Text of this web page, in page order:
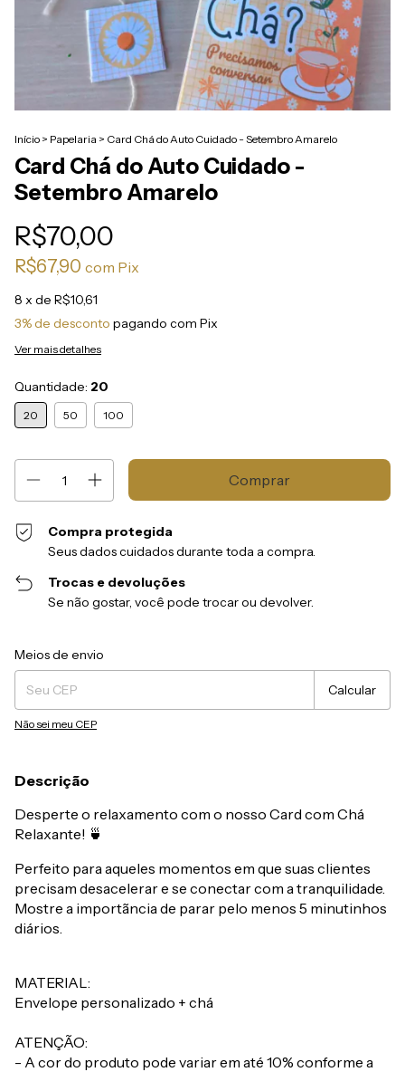
Início > Papelaria > Card Chá do Auto Cuidado - Setembro Amarelo
Card Chá do Auto Cuidado -
Setembro Amarelo
R$70,00
R$67,90 com Pix
8 x de R$10,61
3% de desconto pagando com Pix
Ver mais detalhes
Quantidade: 20
20 50 100
Compra protegida
Seus dados cuidados durante toda a compra.
Trocas e devoluções
Se não gostar, você pode trocar ou devolver.
Entregas para o CEP:
Meios de envio
Calcular
Não sei meu CEP
Descrição
Desperte o relaxamento com o nosso Card com Chá
Relaxante! 🍵
Perfeito para aqueles momentos em que suas clientes
precisam desacelerar e se conectar com a tranquilidade.
Mostre a importãncia de parar pelo menos 5 minutinhos
diários.
MATERIAL:
Envelope personalizado + chá
ATENÇÃO:
- A cor do produto pode variar em até 10% conforme a